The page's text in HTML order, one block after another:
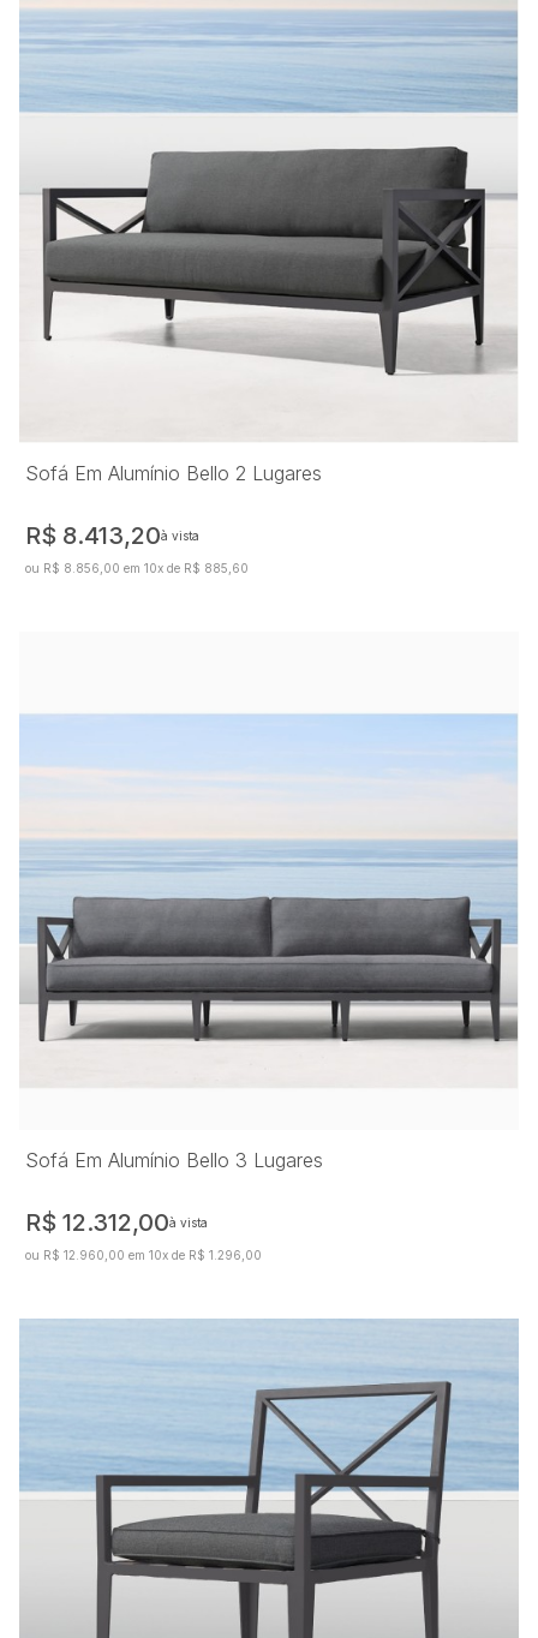
Sofá Em Alumínio Bello 2 Lugares
R$ 8.413,20à vista
ou R$ 8.856,00 em 10x de R$ 885,60
Sofá Em Alumínio Bello 3 Lugares
R$ 12.312,00à vista
ou R$ 12.960,00 em 10x de R$ 1.296,00